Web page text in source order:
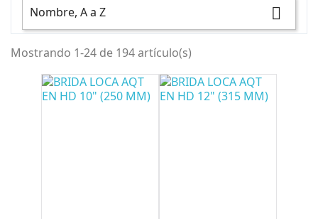
Nombre, A a Z

Mostrando 1-24 de 194 artículo(s)